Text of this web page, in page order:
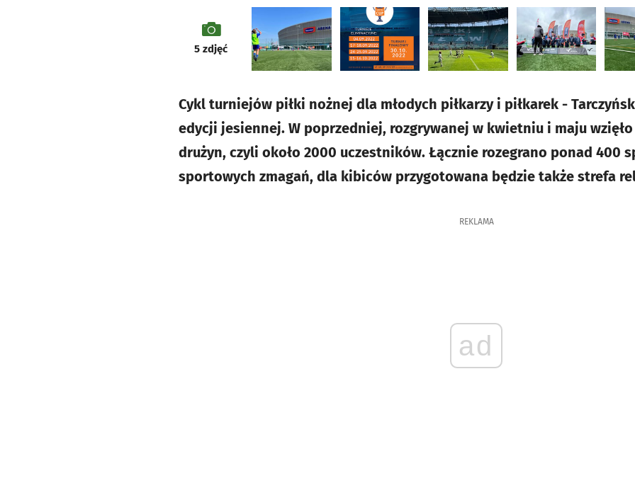
galeria
5 zdjęć
Cykl turniejów piłki nożnej dla młodych piłkarzy i piłkarek -
edycji jesiennej. W poprzedniej, rozgrywanej w kwietniu i maju wzięło
drużyn, czyli około 2000 uczestników. Łącznie rozegrano ponad 400
sportowych zmagań, dla kibiców przygotowana będzie także strefa
REKLAMA
ad